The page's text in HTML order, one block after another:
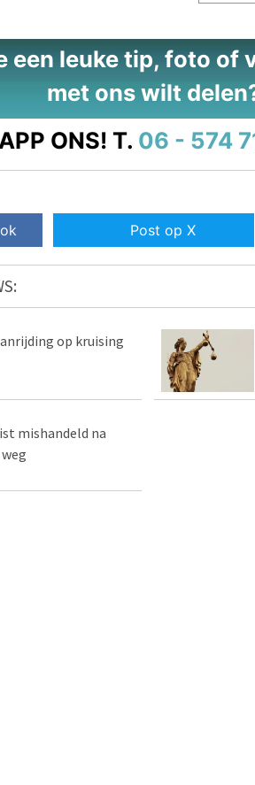
een leuke tip, foto of
met ons wilt
APP ONS! T. 06 - 574
Post op X
op kruising
mishandeld na